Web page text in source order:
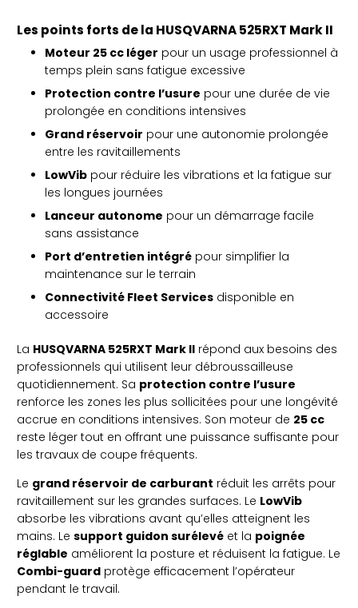
Les points forts de la HUSQVARNA 525RXT Mark II
Moteur 25 cc léger pour un usage professionnel à
temps plein sans fatigue excessive
Protection contre l’usure pour une durée de vie
prolongée en conditions intensives
Grand réservoir pour une autonomie prolongée
entre les ravitaillements
LowVib pour réduire les vibrations et la fatigue sur
les longues journées
Lanceur autonome pour un démarrage facile
sans assistance
Port d’entretien intégré pour simplifier la
maintenance sur le terrain
Connectivité Fleet Services disponible en
accessoire
La HUSQVARNA 525RXT Mark II répond aux besoins des
professionnels qui utilisent leur débroussailleuse
quotidiennement. Sa protection contre l’usure
renforce les zones les plus sollicitées pour une longévité
accrue en conditions intensives. Son moteur de 25 cc
reste léger tout en offrant une puissance suffisante pour
les travaux de coupe fréquents.
Le grand réservoir de carburant réduit les arrêts pour
ravitaillement sur les grandes surfaces. Le LowVib
absorbe les vibrations avant qu’elles atteignent les
mains. Le support guidon surélevé et la poignée
réglable améliorent la posture et réduisent la fatigue. Le
Combi-guard protège efficacement l’opérateur
pendant le travail.